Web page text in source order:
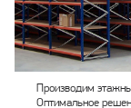
Производим
Оптимальное